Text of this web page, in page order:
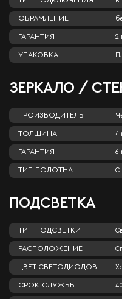
ОБРАМЛЕНИЕ
ГАРАНТИЯ 2
УПАКОВКА
ЗЕРКАЛО /
ПРОИЗВОДИТЕЛЬ
ТОЛЩИНА 4
ГАРАНТИЯ 6
ТИП ПОЛОТНА
ПОДСВЕТКА
ТИП ПОДСВЕТКИ
РАСПОЛОЖЕНИЕ
ЦВЕТ СВЕТОДИОДОВ
СРОК СЛУЖБЫ